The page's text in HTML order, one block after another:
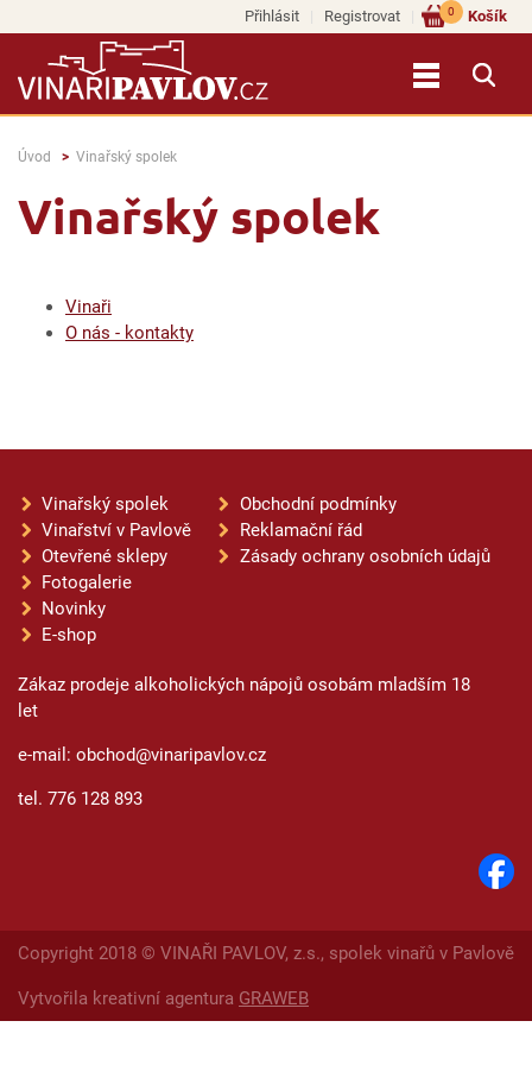
Přihlásit Registrovat Košík
0
Úvod Vinařský spolek
Vinařský spolek
Vinaři
O nás - kontakty
Vinařský spolek
Vinařství v Pavlově
Otevřené sklepy
Fotogalerie
Novinky
E-shop
Obchodní podmínky
Reklamační řád
Zásady ochrany osobních údajů
Zákaz prodeje alkoholických nápojů osobám mladším 18
let
e-mail: obchod@vinaripavlov.cz
tel. 776 128 893
Copyright 2018 © VINAŘI PAVLOV, z.s., spolek vinařů v Pavlově
Vytvořila kreativní agentura GRAWEB